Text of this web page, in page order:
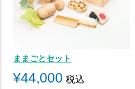
ままごとセット
¥44,000 税込